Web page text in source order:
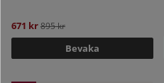
671 krOrdinarie pris:
895 kr
Bevaka